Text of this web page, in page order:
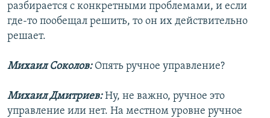
разбирается с конкретными проблемами, и если
где-то пообещал решить, то он их действительно
решает.
Михаил Соколов:Опять ручное управление?
Михаил Дмитриев:Ну, не важно, ручное это
управление или нет. На местном уровне ручное